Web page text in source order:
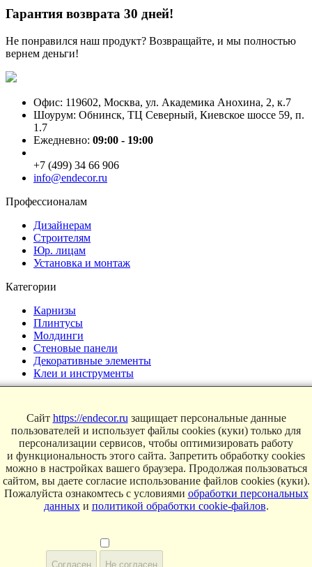
Гарантия возврата 30 дней!
Не понравился наш продукт? Возвращайте, и мы полностью
вернем деньги!
Офис: 119602, Москва, ул. Академика Анохина, 2, к.7
Шоурум: Обнинск, ТЦ Северный, Киевское шоссе 59, п.
1.7
Ежедневно: 09:00 - 19:00
+7 (499) 34 66 906
info@endecor.ru
Профессионалам
Дизайнерам
Строителям
Юр. лицам
Установка и монтаж
Категории
Карнизы
Плинтусы
Молдинги
Стеновые панели
Декоративные элементы
Клеи и инструменты
Интерьеры
Блог
Магазин
О компании
Контакты
Условия продаж
© 2025 Endecor. Все права защищены.
Политика конфиденциальности,
Сайт https://endecor.ru защищает персональные данные
пользователей и использует файлы cookies (куки) только для
персонализации сервисов, чтобы оптимизировать работу
и функциональность этого сайта. Запретить обработку cookies
можно в настройках вашего браузера. Продолжая пользоваться
сайтом, вы даете согласие использование файлов cookies (куки).
Пожалуйста ознакомтесь с условиями обработки персональных
данныхи политикой обработки cookie-файлов.
Согласен Не согласен